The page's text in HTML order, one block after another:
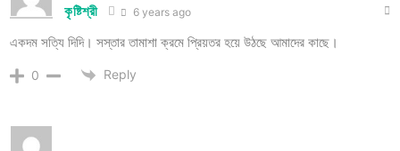
কৃষ্টিশ্রী 6 years ago
একদম সত্যি দিদি। সস্তার তামাশা ক্রমে প্রিয়তর হয়ে উঠছে আমাদের কাছে।
0 Reply